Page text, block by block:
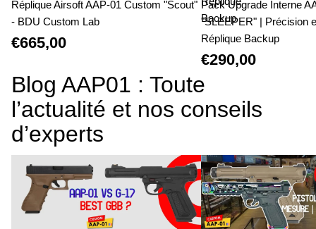
Réplique Airsoft AAP-01 Custom "Scout"
- BDU Custom Lab
€665,00
Backup
Pack Upgrade Interne
"SLEEPER" | Précision
Réplique Backup
€290,00
Blog AAP01 : Toute
l’actualité et nos conseils
d’experts
AAP01 ou Glock 17 : Le Duel Technique
et l'Avantage Structurel de la Culasse
Fixe
AAP-01 Custom : L'art
jouet en outil de